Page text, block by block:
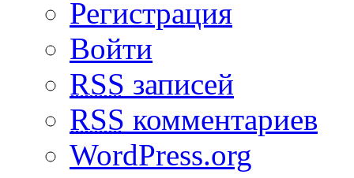
Регистрация
Войти
RSS записей
RSS комментариев
WordPress.org